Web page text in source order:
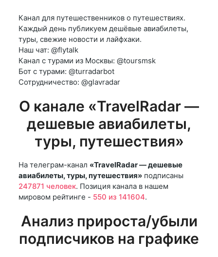
Канал для путешественников о путешествиях.
Каждый день публикуем дешёвые авиабилеты,
туры, свежие новости и лайфхаки.
Наш чат: @flytalk
Канал с турами из Москвы: @toursmsk
Бот с турами: @turradarbot
Сотрудничество: @glavradar
О канале «TravelRadar —
дешевые авиабилеты,
туры, путешествия»
На телеграм-канал «TravelRadar — дешевые
авиабилеты, туры, путешествия» подписаны
247871 человек. Позиция канала в нашем
мировом рейтинге - 550 из 141604.
Анализ прироста/убыли
подписчиков на графике